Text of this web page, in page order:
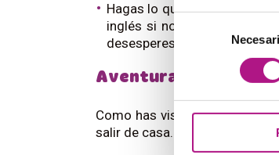
Selección
de
consentimiento
Hagas lo que hagas,
inglés si no lo desean. Si al
desesperes: ya se lanzarán
Aventuras en inglés
Como has visto, hay muchas
salir de casa. Pero si te